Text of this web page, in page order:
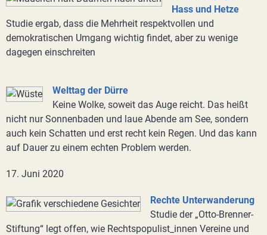
Hass und Hetze
Studie ergab, dass die Mehrheit respektvollen und
demokratischen Umgang wichtig findet, aber zu wenige
dagegen einschreiten
Welttag der Dürre
Keine Wolke, soweit das Auge reicht. Das heißt
nicht nur Sonnenbaden und laue Abende am See, sondern
auch kein Schatten und erst recht kein Regen. Und das kann
auf Dauer zu einem echten Problem werden.
17. Juni 2020
Rechte Unterwanderung
Studie der „Otto-Brenner-
Stiftung“ legt offen, wie Rechtspopulist_innen Vereine und